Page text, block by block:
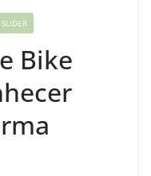
SLIDER
Bike